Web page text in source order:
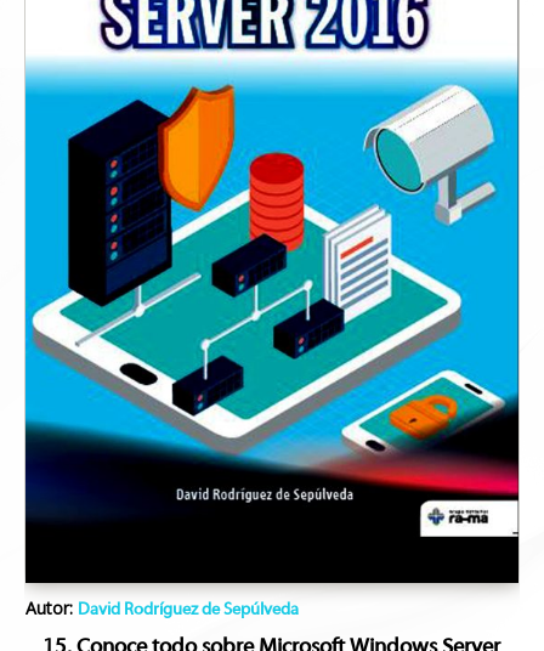
Autor: David Rodríguez de Sepúlveda